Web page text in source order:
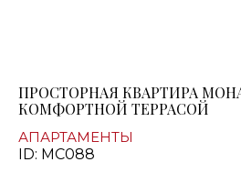
ПРОСТОРНАЯ КВАРТИРА
КОМФОРТНОЙ ТЕРРАСОЙ
АПАРТАМЕНТЫ
ID: MC088